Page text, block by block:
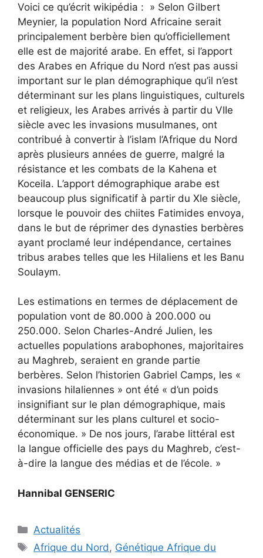
Voici ce qu’écrit wikipédia : » Selon Gilbert
Meynier, la population Nord Africaine serait
principalement berbère bien qu’officiellement
elle est de majorité arabe. En effet, si l’apport
des Arabes en Afrique du Nord n’est pas aussi
important sur le plan démographique qu’il n’est
déterminant sur les plans linguistiques, culturels
et religieux, les Arabes arrivés à partir du VIIe
siècle avec les invasions musulmanes, ont
contribué à convertir à l’islam l’Afrique du Nord
après plusieurs années de guerre, malgré la
résistance et les combats de la Kahena et
Koceila. L’apport démographique arabe est
beaucoup plus significatif à partir du XIe siècle,
lorsque le pouvoir des chiites Fatimides envoya,
dans le but de réprimer des dynasties berbères
ayant proclamé leur indépendance, certaines
tribus arabes telles que les Hilaliens et les Banu
Soulaym.
Les estimations en termes de déplacement de
population vont de 80.000 à 200.000 ou
250.000. Selon Charles-André Julien, les
actuelles populations arabophones, majoritaires
au Maghreb, seraient en grande partie
berbères. Selon l’historien Gabriel Camps, les «
invasions hilaliennes » ont été « d’un poids
insignifiant sur le plan démographique, mais
déterminant sur les plans culturel et socio-
économique. » De nos jours, l’arabe littéral est
la langue officielle des pays du Maghreb, c’est-
à-dire la langue des médias et de l’école. »
Hannibal GENSERIC
Catégories
Actualités
Étiquettes
Afrique du Nord , Génétique Afrique du